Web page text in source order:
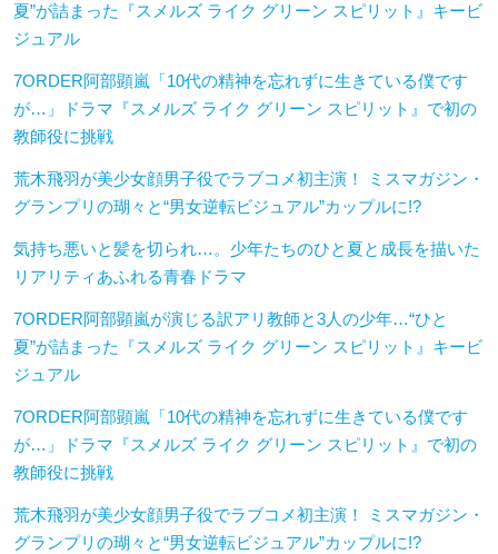
夏”が詰まった『スメルズ ライク グリーン スピリット』キービ
ジュアル
7ORDER阿部顕嵐「10代の精神を忘れずに生きている僕です
が…」ドラマ『スメルズ ライク グリーン スピリット』で初の
教師役に挑戦
荒木飛羽が美少女顔男子役でラブコメ初主演！ ミスマガジン・
グランプリの瑚々と“男女逆転ビジュアル”カップルに!?
気持ち悪いと髪を切られ…。少年たちのひと夏と成長を描いた
リアリティあふれる青春ドラマ
7ORDER阿部顕嵐が演じる訳アリ教師と3人の少年…“ひと
夏”が詰まった『スメルズ ライク グリーン スピリット』キービ
ジュアル
7ORDER阿部顕嵐「10代の精神を忘れずに生きている僕です
が…」ドラマ『スメルズ ライク グリーン スピリット』で初の
教師役に挑戦
荒木飛羽が美少女顔男子役でラブコメ初主演！ ミスマガジン・
グランプリの瑚々と“男女逆転ビジュアル”カップルに!?